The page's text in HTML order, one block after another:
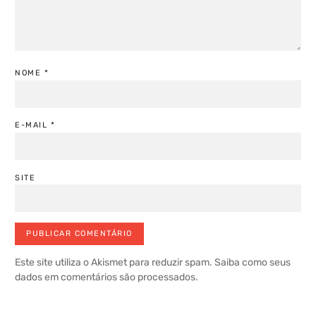
NOME *
E-MAIL *
SITE
Este site utiliza o Akismet para reduzir spam. Saiba como seus
dados em comentários são processados.